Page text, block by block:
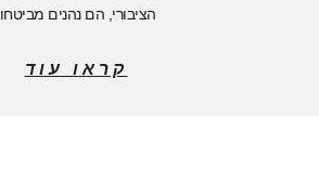
הציבורי, הם נהנים מביטחון
קראו עוד